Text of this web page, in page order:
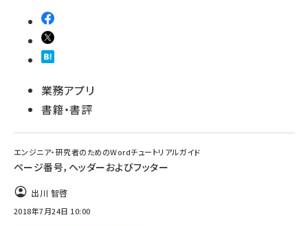
業務アプリ
書籍・書評
エンジニア・研究者のためのWordチュートリアルガイド
ページ番号，ヘッダーおよびフッター
出川 智啓
2018年7月24日 10:00